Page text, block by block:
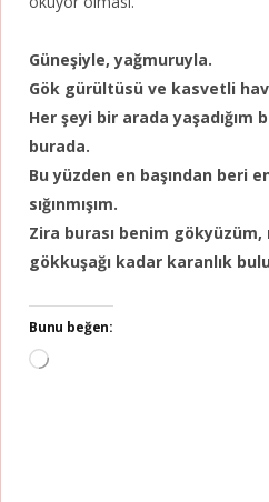
Güneşiyle, yağmuruyla.
Gök gürültüsü ve kasvetli
Her şeyi bir arada yaşadığım
burada.
Bu yüzden en başından beri
sığınmışım.
Zira burası benim
gökkuşağı kadar karanlık
Bunu beğen:
Yükleniyor...